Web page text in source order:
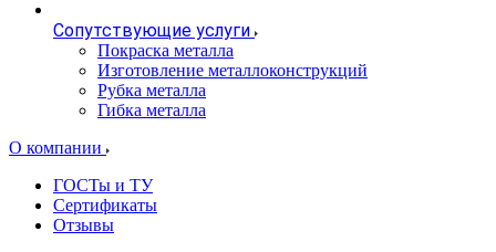
Сопутствующие услуги
Покраска металла
Изготовление металлоконструкций
Рубка металла
Гибка металла
О компании
ГОСТы и ТУ
Сертификаты
Отзывы